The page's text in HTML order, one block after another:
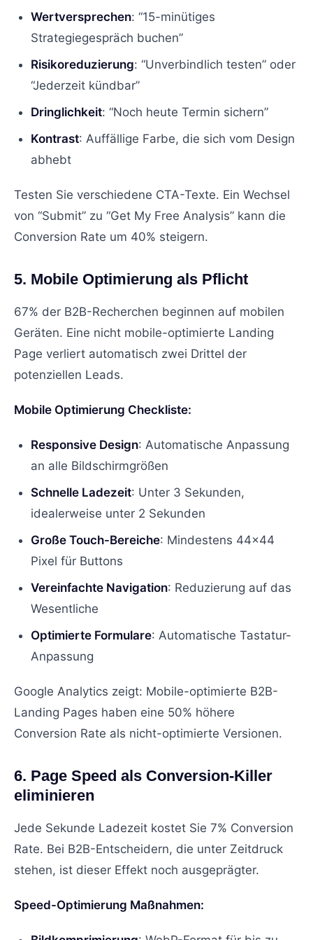
Wertversprechen: “15-minütiges
Strategiegespräch buchen”
Risikoreduzierung: “Unverbindlich testen” oder
“Jederzeit kündbar”
Dringlichkeit: “Noch heute Termin sichern”
Kontrast: Auffällige Farbe, die sich vom Design
abhebt
Testen Sie verschiedene CTA-Texte. Ein Wechsel
von “Submit” zu “Get My Free Analysis” kann die
Conversion Rate um 40% steigern.
5. Mobile Optimierung als Pflicht
67% der B2B-Recherchen beginnen auf mobilen
Geräten. Eine nicht mobile-optimierte Landing
Page verliert automatisch zwei Drittel der
potenziellen Leads.
Mobile Optimierung Checkliste:
Responsive Design: Automatische Anpassung
an alle Bildschirmgrößen
Schnelle Ladezeit: Unter 3 Sekunden,
idealerweise unter 2 Sekunden
Große Touch-Bereiche: Mindestens 44x44
Pixel für Buttons
Vereinfachte Navigation: Reduzierung auf das
Wesentliche
Optimierte Formulare: Automatische Tastatur-
Anpassung
Google Analytics zeigt: Mobile-optimierte B2B-
Landing Pages haben eine 50% höhere
Conversion Rate als nicht-optimierte Versionen.
6. Page Speed als Conversion-Killer
eliminieren
Jede Sekunde Ladezeit kostet Sie 7% Conversion
Rate. Bei B2B-Entscheidern, die unter Zeitdruck
stehen, ist dieser Effekt noch ausgeprägter.
Speed-Optimierung Maßnahmen: